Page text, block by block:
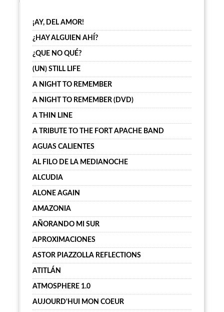
¡AY, DEL AMOR!
¿HAY ALGUIEN AHÍ?
¿QUE NO QUÉ?
(UN) STILL LIFE
A NIGHT TO REMEMBER
A NIGHT TO REMEMBER (DVD)
A THIN LINE
A TRIBUTE TO THE FORT APACHE BAND
AGUAS CALIENTES
AL FILO DE LA MEDIANOCHE
ALCUDIA
ALONE AGAIN
AMAZONIA
AÑORANDO MI SUR
APROXIMACIONES
ASTOR PIAZZOLLA REFLECTIONS
ATITLÁN
ATMOSPHERE 1.0
AUJOURD'HUI MON COEUR